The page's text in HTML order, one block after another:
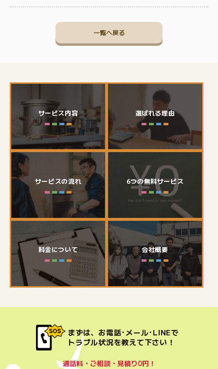
一覧へ戻る
サービス内容 選ばれる理由
サービスの流れ 6つの無料サービス
料金について 会社概要
まずは、お電話･メール･LINEで
トラブル状況を教えて下さい！
通話料・ご相談・見積り0円！